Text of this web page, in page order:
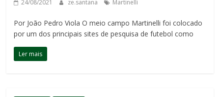
24/08/2021 ze.santana Martinelli
Por João Pedro Viola O meio campo Martinelli foi colocado
por um dos principais sites de pesquisa de futebol como
Ler mais